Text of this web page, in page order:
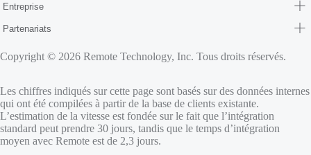
Entreprise
Partenariats
Copyright © 2026 Remote Technology, Inc. Tous droits réservés.
Les chiffres indiqués sur cette page sont basés sur des données internes
qui ont été compilées à partir de la base de clients existante.
L’estimation de la vitesse est fondée sur le fait que l’intégration
standard peut prendre 30 jours, tandis que le temps d’intégration
moyen avec Remote est de 2,3 jours.